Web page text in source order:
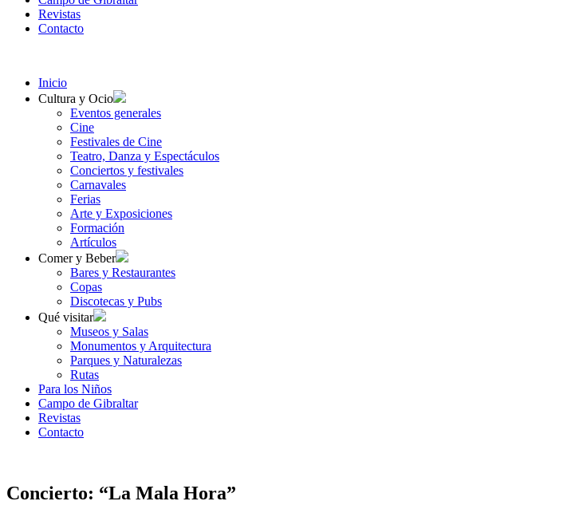
Revistas
Contacto
Inicio
Cultura y Ocio
Eventos generales
Cine
Festivales de Cine
Teatro, Danza y Espectáculos
Conciertos y festivales
Carnavales
Ferias
Arte y Exposiciones
Formación
Artículos
Comer y Beber
Bares y Restaurantes
Copas
Discotecas y Pubs
Qué visitar
Museos y Salas
Monumentos y Arquitectura
Parques y Naturalezas
Rutas
Para los Niños
Campo de Gibraltar
Revistas
Contacto
Concierto: “La Mala Hora”